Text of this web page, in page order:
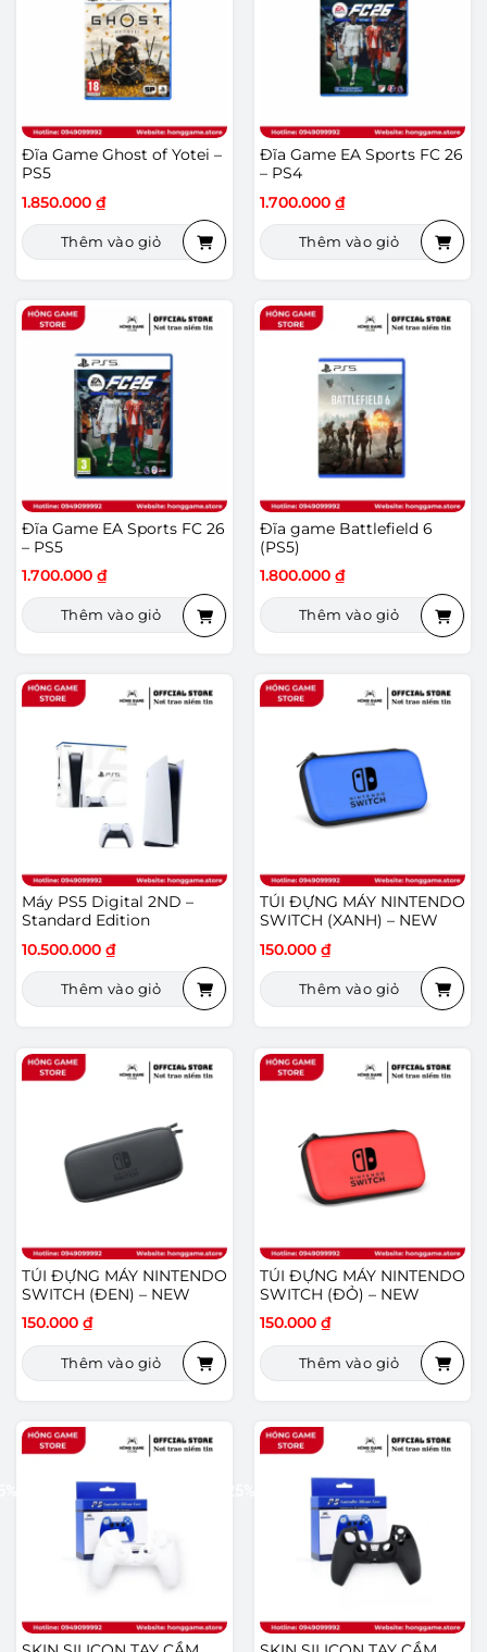
Đĩa Game Ghost of Yotei –
PS5
1.850.000 ₫
Thêm vào giỏ
Đĩa Game EA Sports FC 26
– PS4
1.700.000 ₫
Thêm vào giỏ
Đĩa Game EA Sports FC 26
– PS5
1.700.000 ₫
Thêm vào giỏ
Đĩa game Battlefield 6
(PS5)
1.800.000 ₫
Thêm vào giỏ
Máy PS5 Digital 2ND –
Standard Edition
10.500.000 ₫
Thêm vào giỏ
TÚI ĐỰNG MÁY NINTENDO
SWITCH (XANH) – NEW
150.000 ₫
Thêm vào giỏ
TÚI ĐỰNG MÁY NINTENDO
SWITCH (ĐEN) – NEW
150.000 ₫
Thêm vào giỏ
TÚI ĐỰNG MÁY NINTENDO
SWITCH (ĐỎ) – NEW
150.000 ₫
Thêm vào giỏ